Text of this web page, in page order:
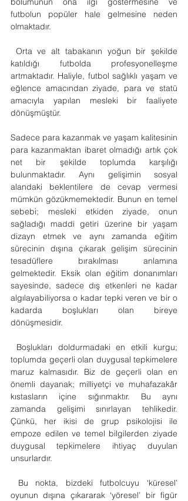
futbolun popüler hale gelmesine neden
olmaktadır.
Orta ve alt tabakanın yoğun bir şekilde
katıldığı futbolda profesyonelleşme
artmaktadır. Haliyle, futbol sağlıklı yaşam ve
eğlence amacından ziyade, para ve statü
amacıyla yapılan mesleki bir faaliyete
dönüşmüştür.
Sadece para kazanmak ve yaşam kalitesinin
para kazanmaktan ibaret olmadığı artık çok
net bir şekilde toplumda karşılığı
bulunmaktadır. Aynı gelişimin sosyal
alandaki beklentilere de cevap vermesi
mümkün gözükmemektedir. Bunun en temel
sebebi; mesleki etkiden ziyade, onun
sağladığı maddi getiri üzerine bir yaşam
dizayn etmek ve aynı zamanda eğitim
sürecinin dışına çıkarak gelişim sürecinin
tesadüflere bırakılması anlamına
gelmektedir. Eksik olan eğitim donanımları
sayesinde, sadece dış etkenleri ne kadar
algılayabiliyorsa o kadar tepki veren ve bir o
kadarda boşlukları olan bireye
dönüşmesidir.
Boşlukları doldurmadaki en etkili kurgu;
toplumda geçerli olan duygusal tepkimelere
maruz kalmasıdır. Biz de geçerli olan en
önemli dayanak; milliyetçi ve muhafazakâr
kıstasların içine sığınmaktır. Bu aynı
zamanda gelişimi sınırlayan tehlikedir.
Çünkü, her ikisi de grup psikolojisi ile
empoze edilen ve temel bilgilerden ziyade
duygusal tepkimelere ihtiyaç duyulan
unsurlardır.
Bu nokta, bizdeki futbolcuyu ‘küresel’
oyunun dışına çıkararak ‘yöresel’ bir figür